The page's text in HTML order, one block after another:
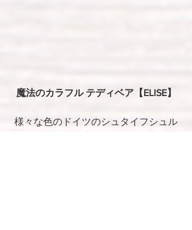
魔法のカラフル テディベア【ELISE】
様々な色のドイツのシュタイフシュル